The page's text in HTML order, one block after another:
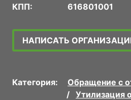
КПП:
616801001
НАПИСАТЬ
Категория:
Обращение с
Утилизация